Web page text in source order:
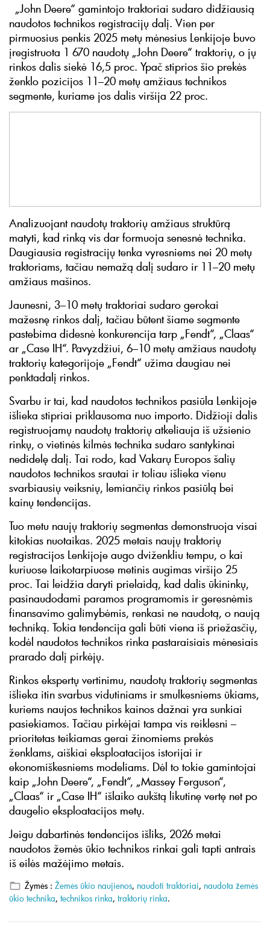
„John Deere“ gamintojo traktoriai sudaro didžiausią
naudotos technikos registracijų dalį. Vien per
pirmuosius penkis 2025 metų mėnesius Lenkijoje buvo
įregistruota 1 670 naudotų „John Deere“ traktorių, o jų
rinkos dalis siekė 16,5 proc. Ypač stiprios šio prekės
ženklo pozicijos 11–20 metų amžiaus technikos
segmente, kuriame jos dalis viršija 22 proc.
Analizuojant naudotų traktorių amžiaus struktūrą
matyti, kad rinką vis dar formuoja senesnė technika.
Daugiausia registracijų tenka vyresniems nei 20 metų
traktoriams, tačiau nemažą dalį sudaro ir 11–20 metų
amžiaus mašinos.
Jaunesni, 3–10 metų traktoriai sudaro gerokai
mažesnę rinkos dalį, tačiau būtent šiame segmente
pastebima didesnė konkurencija tarp „Fendt“, „Claas“
ar „Case IH“. Pavyzdžiui, 6–10 metų amžiaus naudotų
traktorių kategorijoje „Fendt“ užima daugiau nei
penktadalį rinkos.
Svarbu ir tai, kad naudotos technikos pasiūla Lenkijoje
išlieka stipriai priklausoma nuo importo. Didžioji dalis
registruojamų naudotų traktorių atkeliauja iš užsienio
rinkų, o vietinės kilmės technika sudaro santykinai
nedidelę dalį. Tai rodo, kad Vakarų Europos šalių
naudotos technikos srautai ir toliau išlieka vienu
svarbiausių veiksnių, lemiančių rinkos pasiūlą bei
kainų tendencijas.
Tuo metu naujų traktorių segmentas demonstruoja visai
kitokias nuotaikas. 2025 metais naujų traktorių
registracijos Lenkijoje augo dviženkliu tempu, o kai
kuriuose laikotarpiuose metinis augimas viršijo 25
proc. Tai leidžia daryti prielaidą, kad dalis ūkininkų,
pasinaudodami paramos programomis ir geresnėmis
finansavimo galimybėmis, renkasi ne naudotą, o naują
techniką. Tokia tendencija gali būti viena iš priežasčių,
kodėl naudotos technikos rinka pastaraisiais mėnesiais
prarado dalį pirkėjų.
Rinkos ekspertų vertinimu, naudotų traktorių segmentas
išlieka itin svarbus vidutiniams ir smulkesniems ūkiams,
kuriems naujos technikos kainos dažnai yra sunkiai
pasiekiamos. Tačiau pirkėjai tampa vis reiklesni –
prioritetas teikiamas gerai žinomiems prekės
ženklams, aiškiai eksploatacijos istorijai ir
ekonomiškesniems modeliams. Dėl to tokie gamintojai
kaip „John Deere“, „Fendt“, „Massey Ferguson“,
„Claas“ ir „Case IH“ išlaiko aukštą likutinę vertę net po
daugelio eksploatacijos metų.
Jeigu dabartinės tendencijos išliks, 2026 metai
naudotos žemės ūkio technikos rinkai gali tapti antrais
iš eilės mažėjimo metais.
Žymės : Žemės ūkio naujienos, naudoti traktoriai, naudota žemės
ūkio technika, technikos rinka, traktorių rinka.